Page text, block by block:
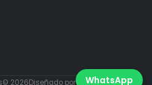
2026Diseñado por DiabloEstudio.cl
WhatsApp